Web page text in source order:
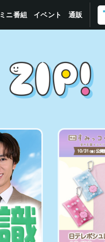
ミニ番組 イベント 通販